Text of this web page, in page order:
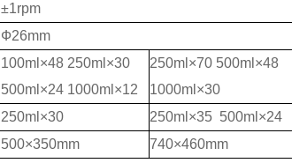
±1rpm
Ф26mm
100ml×48 250ml×30
500ml×24 1000ml×12
250ml×70 500ml×48
1000ml×30
250ml×30 250ml×35 500ml×24
500×350mm 740×460mm